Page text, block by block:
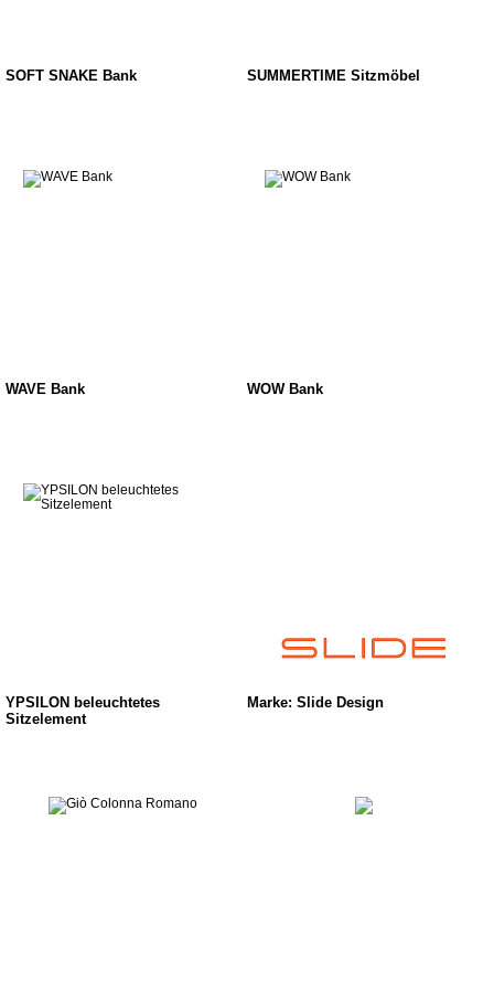
SOFT SNAKE Bank SUMMERTIME Sitzmöbel
WAVE Bank WOW Bank
YPSILON beleuchtetes
Sitzelement
Marke: Slide Design